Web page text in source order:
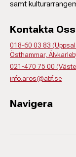
samt
Kontakta Oss
018-60 03 83
Östhammar,
021-470 75 00
info.aros@abf.se
Navigera